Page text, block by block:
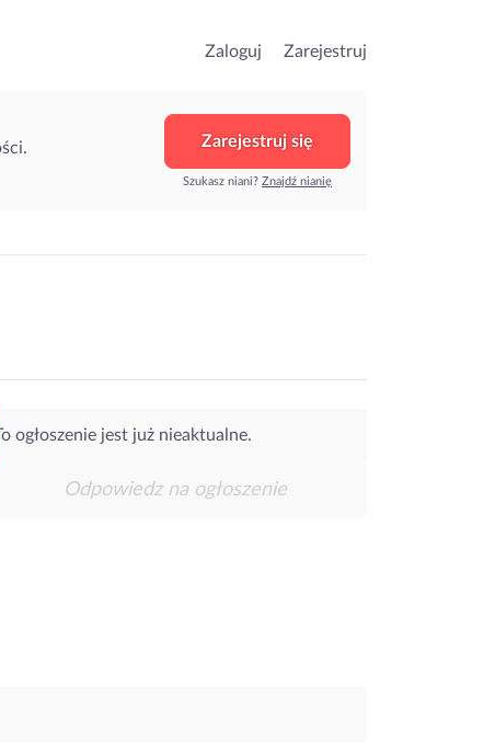
Zaloguj Zarejestruj
Zarejestruj się
Szukasz niani? Znajdź nianię
ogłoszenie jest już nieaktualne.
Odpowiedz na ogłoszenie